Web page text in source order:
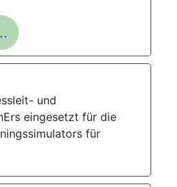
und
eingesetzt für die
für